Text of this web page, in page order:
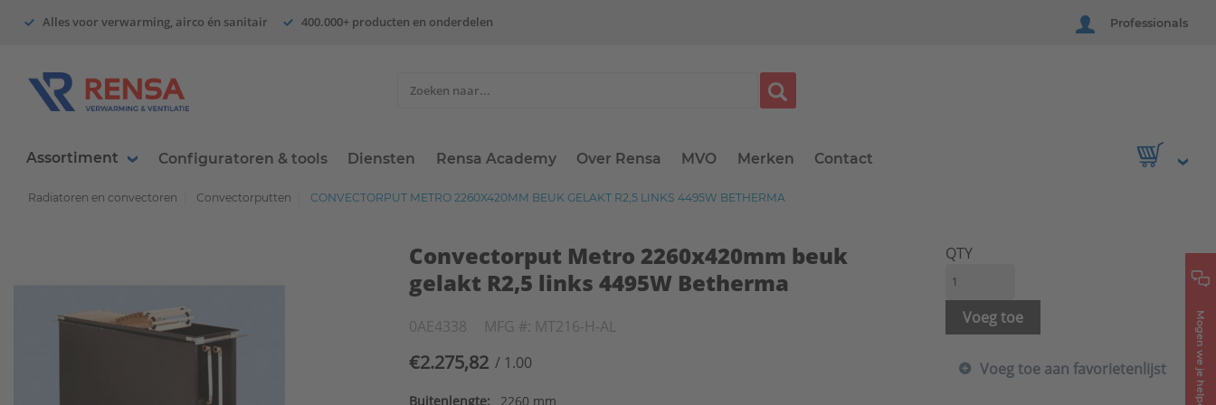
Alles voor verwarming, airco én sanitair 400.000+ producten en onderdelen Professionals
Assortiment Configuratoren & tools Diensten Rensa Academy Over Rensa MVO Merken Contact
Mogen we je helpen?
Radiatoren en convectoren Convectorputten CONVECTORPUT METRO 2260X420MM BEUK GELAKT R2,5 LINKS 4495W BETHERMA
Convectorput Metro 2260x420mm beuk
gelakt R2,5 links 4495W Betherma
0AE4338 MFG #: MT216-H-AL
€2.275,82 / 1.00
Buitenlengte:
2260 mm
QTY
Voeg toe
Voeg toe aan favorietenlijst